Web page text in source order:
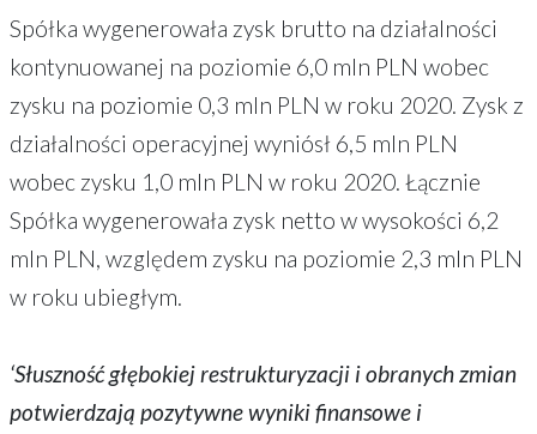
Spółka wygenerowała zysk brutto na działalności
kontynuowanej na poziomie 6,0 mln PLN wobec
zysku na poziomie 0,3 mln PLN w roku 2020. Zysk z
działalności operacyjnej wyniósł 6,5 mln PLN
wobec zysku 1,0 mln PLN w roku 2020. Łącznie
Spółka wygenerowała zysk netto w wysokości 6,2
mln PLN, względem zysku na poziomie 2,3 mln PLN
w roku ubiegłym.
‘Słuszność głębokiej restrukturyzacji i obranych zmian
potwierdzają pozytywne wyniki finansowe i